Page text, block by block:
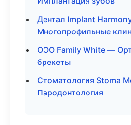
Дентал Implant
Многопрофильные
ООО Family White —
брекеты
Стоматология Stoma
Пародонтология